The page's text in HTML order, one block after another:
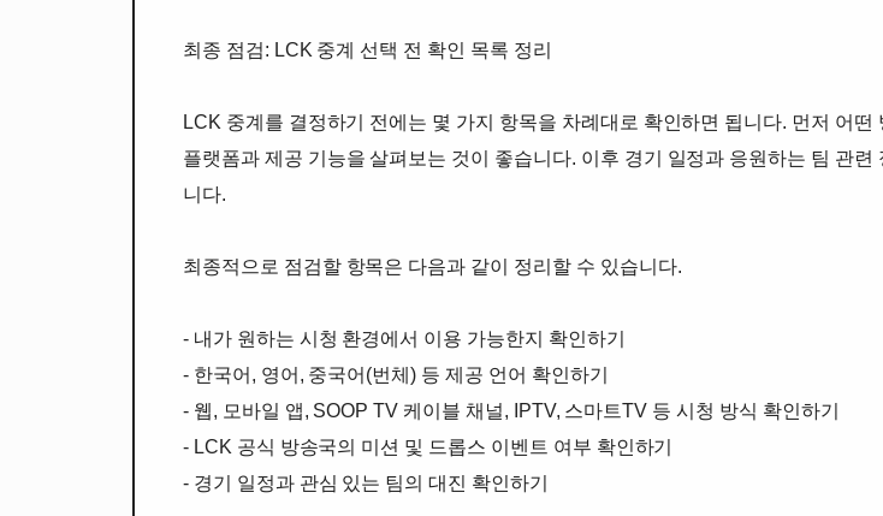
최종 점검: LCK 중계 선택 전 확인 목록 정리
LCK 중계를 결정하기 전에는 몇 가지 항목을 차례대로 확인하면 됩니다. 먼저 어
플랫폼과 제공 기능을 살펴보는 것이 좋습니다. 이후 경기 일정과 응원하는 팀 관
니다.
최종적으로 점검할 항목은 다음과 같이 정리할 수 있습니다.
- 내가 원하는 시청 환경에서 이용 가능한지 확인하기
- 한국어, 영어, 중국어(번체) 등 제공 언어 확인하기
- 웹, 모바일 앱, SOOP TV 케이블 채널, IPTV, 스마트TV 등 시청 방식 확인하기
- LCK 공식 방송국의 미션 및 드롭스 이벤트 여부 확인하기
- 경기 일정과 관심 있는 팀의 대진 확인하기